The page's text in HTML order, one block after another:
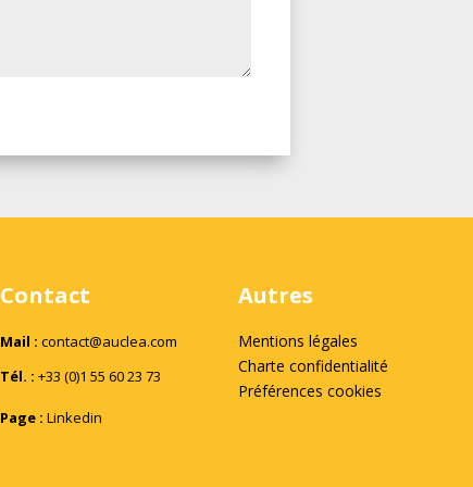
Contact
Mail :contact@auclea.com
Tél. : +33 (0)1 55 60 23 73
Page : Linkedin
Autres
Mentions légales
Charte confidentialité
Préférences cookies